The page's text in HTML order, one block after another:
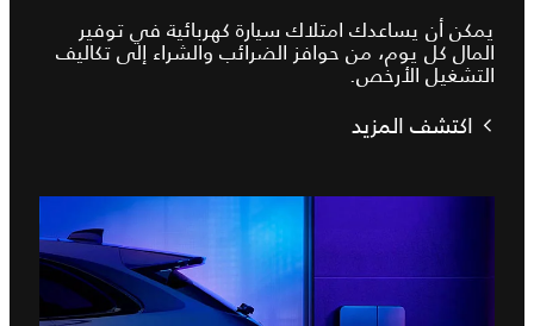
يمكن أن يساعدك امتلاك سيارة كهربائية في توفير
المال كل يوم، من حوافز الضرائب والشراء إلى تكاليف
التشغيل الأرخص.
اكتشف المزيد